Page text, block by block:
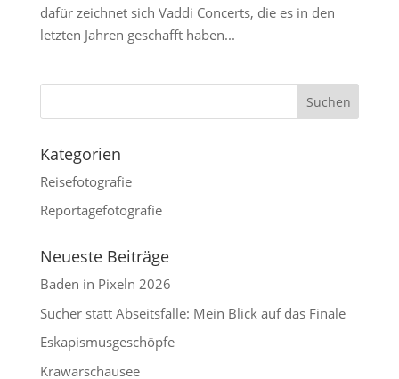
dafür zeichnet sich Vaddi Concerts, die es in den
letzten Jahren geschafft haben...
Kategorien
Reisefotografie
Reportagefotografie
Neueste Beiträge
Baden in Pixeln 2026
Sucher statt Abseitsfalle: Mein Blick auf das Finale
Eskapismusgeschöpfe
Krawarschausee